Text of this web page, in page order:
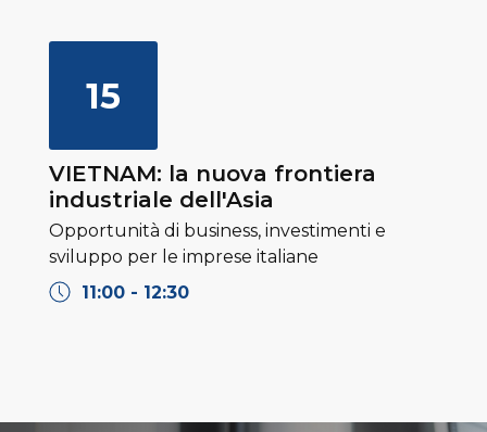
15
VIETNAM: la nuova frontiera
industriale dell'Asia
Opportunità di business, investimenti e
sviluppo per le imprese italiane
11:00 - 12:30